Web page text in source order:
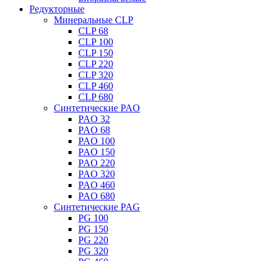
Редукторные
Минеральные CLP
CLP 68
CLP 100
CLP 150
CLP 220
CLP 320
CLP 460
CLP 680
Синтетические PAO
PAO 32
PAO 68
PAO 100
PAO 150
PAO 220
PAO 320
PAO 460
PAO 680
Синтетические PAG
PG 100
PG 150
PG 220
PG 320